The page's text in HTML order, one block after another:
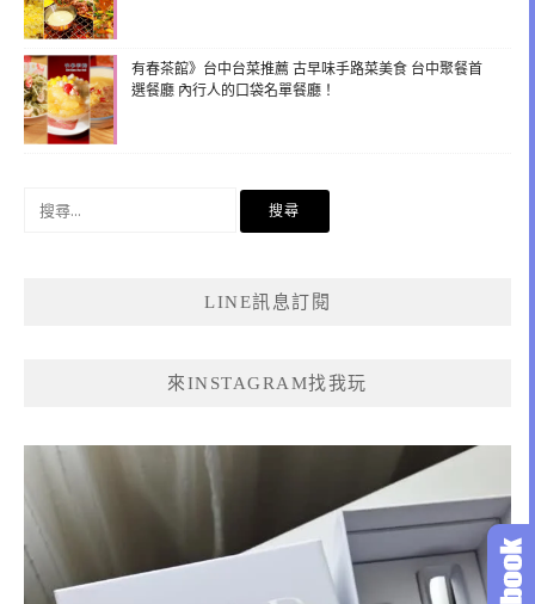
有春茶館》台中台菜推薦 古早味手路菜美食 台中聚餐首
選餐廳 內行人的口袋名單餐廳！
LINE訊息訂閱
來INSTAGRAM找我玩